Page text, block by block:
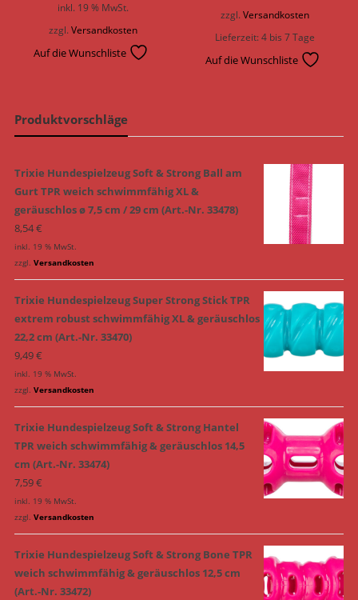
inkl. 19 % MwSt.
zzgl.Versandkosten
Auf die Wunschliste
zzgl. Versandkosten
Lieferzeit:4 bis 7 Tage
Auf die Wunschliste
Produktvorschläge
Trixie Hundespielzeug Soft & Strong Ball am
Gurt TPR weich schwimmfähig XL &
geräuschlos ø 7,5 cm / 29 cm (Art.-Nr. 33478)
8,54€
inkl. 19 % MwSt.
zzgl. Versandkosten
Trixie Hundespielzeug Super Strong Stick TPR
extrem robust schwimmfähig XL & geräuschlos
22,2 cm (Art.-Nr. 33470)
9,49€
inkl. 19 % MwSt.
zzgl. Versandkosten
Trixie Hundespielzeug Soft & Strong Hantel
TPR weich schwimmfähig & geräuschlos 14,5
cm (Art.-Nr. 33474)
7,59€
inkl. 19 % MwSt.
zzgl. Versandkosten
Trixie Hundespielzeug Soft & Strong Bone TPR
weich schwimmfähig & geräuschlos 12,5 cm
(Art.-Nr. 33472)